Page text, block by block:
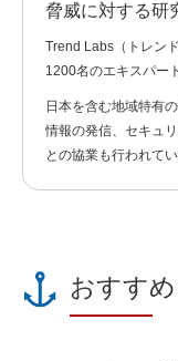
脅威に対する研
Trend Labs（トレン
1200名のエキスパー
日本を含む地域特有
情報の発信、セキュ
との協業も行われてい
おすす